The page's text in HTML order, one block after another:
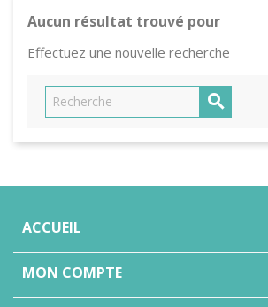
Aucun résultat trouvé pour
Effectuez une nouvelle recherche

ACCUEIL
MON COMPTE